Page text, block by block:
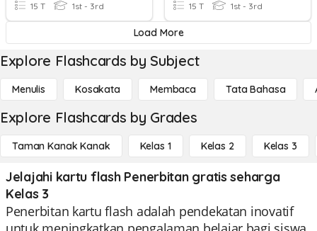
15 T 1st - 3rd 15 T 1st - 3rd
Load More
Explore Flashcards by Subject
Menulis Kosakata Membaca Tata Bahasa
Explore Flashcards by Grades
Taman Kanak Kanak Kelas 1 Kelas 2 Kelas 3
Jelajahi kartu flash Penerbitan gratis seharga
Kelas 3
Penerbitan kartu flash adalah pendekatan inovatif